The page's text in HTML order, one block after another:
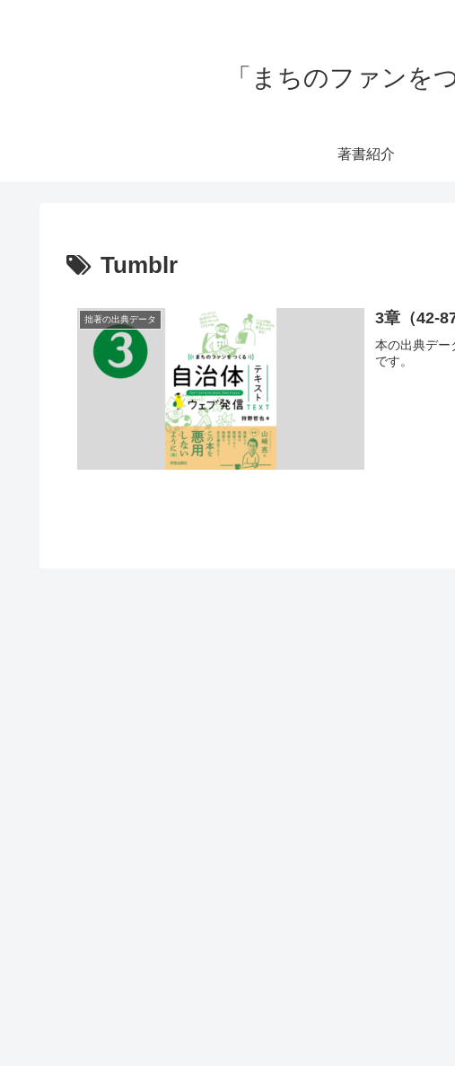
「まちのファンを
著書紹介
Tumblr
拙著の出典データ 3章（42-
本の出典デー
です。